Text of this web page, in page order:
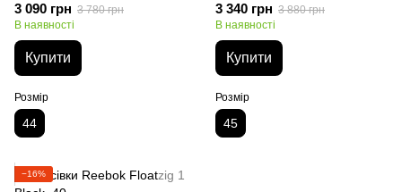
3 090 грн 3 780 грн
В наявності
Купити
Розмір
44
3 340 грн 3 880 грн
В наявності
Купити
Розмір
45
−16%